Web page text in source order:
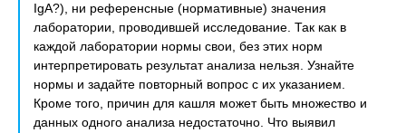
IgА?), ни референсные (нормативные) значения
лаборатории, проводившей исследование. Так как в
каждой лаборатории нормы свои, без этих норм
интерпретировать результат анализа нельзя. Узнайте
нормы и задайте повторный вопрос с их указанием.
Кроме того, причин для кашля может быть множество и
данных одного анализа недостаточно. Что выявил